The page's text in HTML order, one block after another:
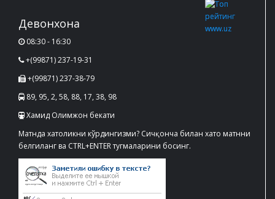
Девонхона
08:30 - 16:30
+(99871) 237-19-31
+(99871) 237-38-79
89, 95, 2, 58, 88, 17, 38, 98
Хамид Олимжон бекати
Матнда хатоликни кўрдингизми? Сичқонча билан хато матнни
белгиланг ва CTRL+ENTER тугмаларини босинг.